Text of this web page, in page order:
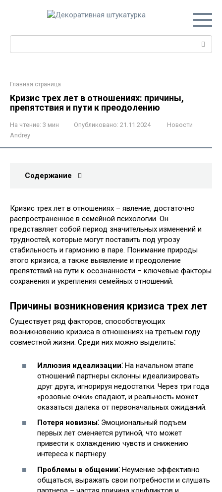
Главная страница
Кризис трех лет в отношениях: причины,
препятствия и пути к преодолению
На чтение: 3 мин Опубликовано: 21.11.2024
Новости
Andrey
Содержание
Кризис трех лет в отношениях – явление, достаточно
распространенное в семейной психологии. Он
представляет собой период значительных изменений и
трудностей, которые могут поставить под угрозу
стабильность и гармонию в паре. Понимание природы
этого кризиса, а также выявление и преодоление
препятствий на пути к осознанности – ключевые факторы
сохранения и укрепления семейных отношений.
Причины возникновения кризиса трех лет
Существует ряд факторов, способствующих
возникновению кризиса в отношениях на третьем году
совместной жизни. Среди них можно выделить⁚
Иллюзия идеализации⁚ На начальном этапе
отношений партнеры склонны идеализировать
друг друга, игнорируя недостатки. Через три года
«розовые очки» спадают, и реальность может
оказаться далека от первоначальных ожиданий.
Потеря новизны⁚ Эмоциональный подъем
первых лет сменяется рутиной, что может
привести к охлаждению чувств и снижению
интереса к партнеру.
Проблемы в общении⁚ Неумение эффективно
общаться, выражать свои потребности и слушать